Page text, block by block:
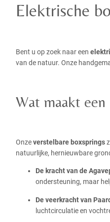
Elektrische
Bent u op zoek naar een
van de natuur. Onze
Wat maakt
Onzeverstelbare boxsprings
natuurlijke, hernieuwbare
De kracht van de
ondersteuning, maar
De veerkracht van
luchtcirculatie en